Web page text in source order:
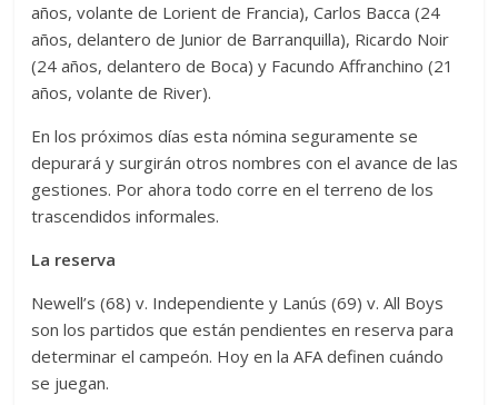
años, volante de Lorient de Francia), Carlos Bacca (24
años, delantero de Junior de Barranquilla), Ricardo Noir
(24 años, delantero de Boca) y Facundo Affranchino (21
años, volante de River).
En los próximos días esta nómina seguramente se
depurará y surgirán otros nombres con el avance de las
gestiones. Por ahora todo corre en el terreno de los
trascendidos informales.
La reserva
Newell’s (68) v. Independiente y Lanús (69) v. All Boys
son los partidos que están pendientes en reserva para
determinar el campeón. Hoy en la AFA definen cuándo
se juegan.